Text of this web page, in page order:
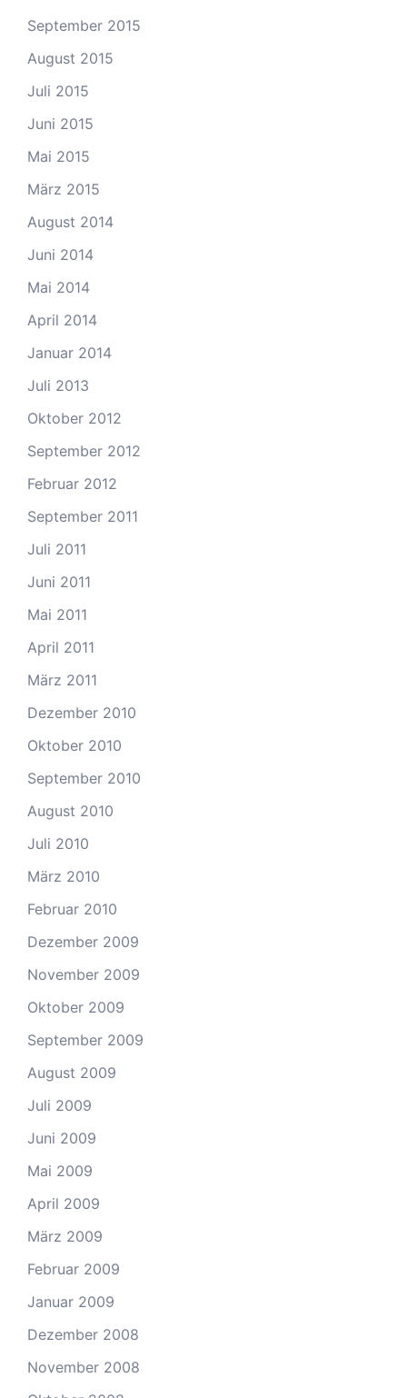
September 2015
August 2015
Juli 2015
Juni 2015
Mai 2015
März 2015
August 2014
Juni 2014
Mai 2014
April 2014
Januar 2014
Juli 2013
Oktober 2012
September 2012
Februar 2012
September 2011
Juli 2011
Juni 2011
Mai 2011
April 2011
März 2011
Dezember 2010
Oktober 2010
September 2010
August 2010
Juli 2010
März 2010
Februar 2010
Dezember 2009
November 2009
Oktober 2009
September 2009
August 2009
Juli 2009
Juni 2009
Mai 2009
April 2009
März 2009
Februar 2009
Januar 2009
Dezember 2008
November 2008